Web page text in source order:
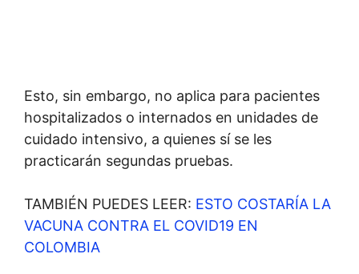
Esto, sin embargo, no aplica para pacientes
hospitalizados o internados en unidades de
cuidado intensivo, a quienes sí se les
practicarán segundas pruebas.
TAMBIÉN PUEDES LEER: ESTO COSTARÍA LA
VACUNA CONTRA EL COVID19 EN
COLOMBIA